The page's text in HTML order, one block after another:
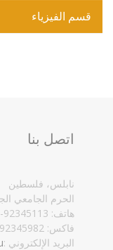
قسم الفيزياء
اتصل بنا
نابلس، فلسطين
الحرم الجامعي
هاتف: 92345113- (0) 970+، داخلي: 2343
فاكس: 92345982- (0) 970+‏
البريد الإلكتروني :‏